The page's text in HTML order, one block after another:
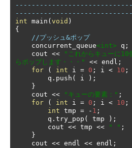
int main ( void )
{
//プッシュ&ポップ
    concurrent_queue
<int> q ;
    cout
<<
"これからキューに10
らポップします・・・"
<< endl ;
for
( int i = 0 ; i < 10 ;
        q
. push ( i
);
}
    cout
<< "キューの要素：" ;
for
( int i = 0 ; i < 10 ;
int tmp = - 1 ;
        q
. try_pop ( tmp
);
        cout
<< tmp << " " ;
}
    cout
<< endl << endl ;